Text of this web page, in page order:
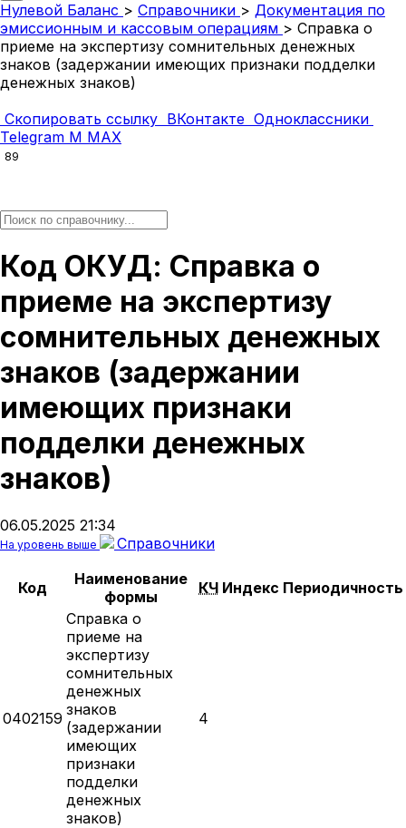
Нулевой Баланс > Справочники > Документация по
эмиссионным и кассовым операциям > Справка о
приеме на экспертизу сомнительных денежных
знаков (задержании имеющих признаки подделки
денежных знаков)
Скопировать ссылку ВКонтакте Одноклассники
Telegram M MAX
89
Код ОКУД: Справка о
приеме на экспертизу
сомнительных денежных
знаков (задержании
имеющих признаки
подделки денежных
знаков)
06.05.2025 21:34
На уровень выше Справочники
Код
Наименование
формы
КЧ Индекс Периодичность
0402159
Справка о
приеме на
экспертизу
сомнительных
денежных
знаков
(задержании
имеющих
признаки
подделки
денежных
знаков)
4